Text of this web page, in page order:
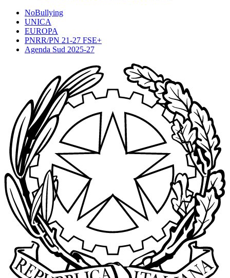
NoBullying
UNICA
EUROPA
PNRR/PN 21-27 FSE+
Agenda Sud 2025-27